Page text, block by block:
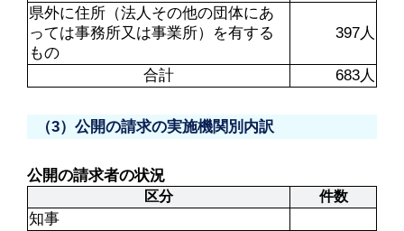
県外に住所（法人その他の団体にあ
っては事務所又は事業所）を有する
もの
397人
合計 683人
（3）公開の請求の実施機関別内訳
公開の請求者の状況
区分 件数
知事